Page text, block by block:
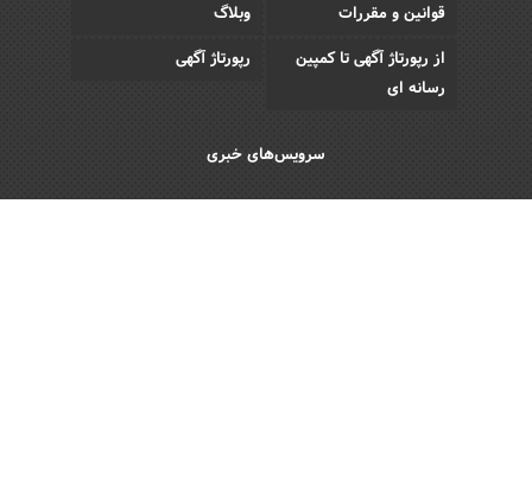
قوانین و مقررات
وبلاگ
از رپورتاژ آگهی تا کمپین
رسانه ای
رپورتاژ آگهی
سرویس‌های خبری